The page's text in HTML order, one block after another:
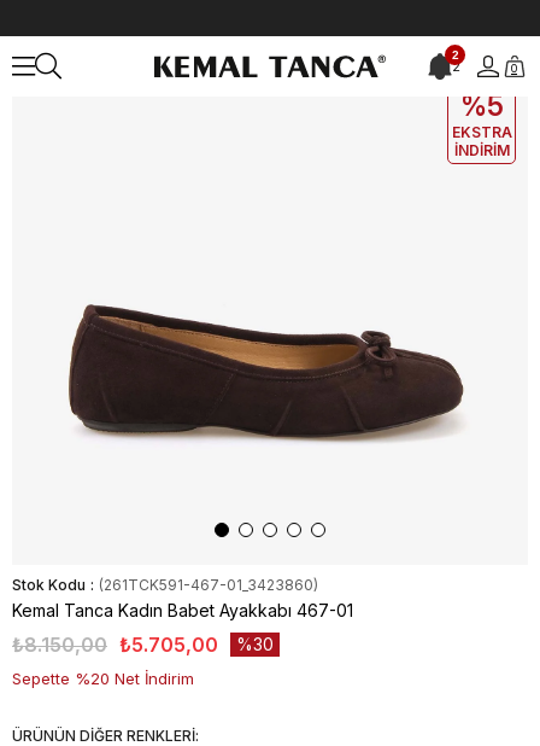
2
2 0
EKLE5
%5
EKSTRA
İNDİRİM
Stok Kodu (261TCK591-467-01_3423860)
Kemal Tanca Kadın Babet Ayakkabı 467-01
₺8.150,00 ₺5.705,00 30
Sepette %20 Net İndirim
ÜRÜNÜN DİĞER RENKLERİ: